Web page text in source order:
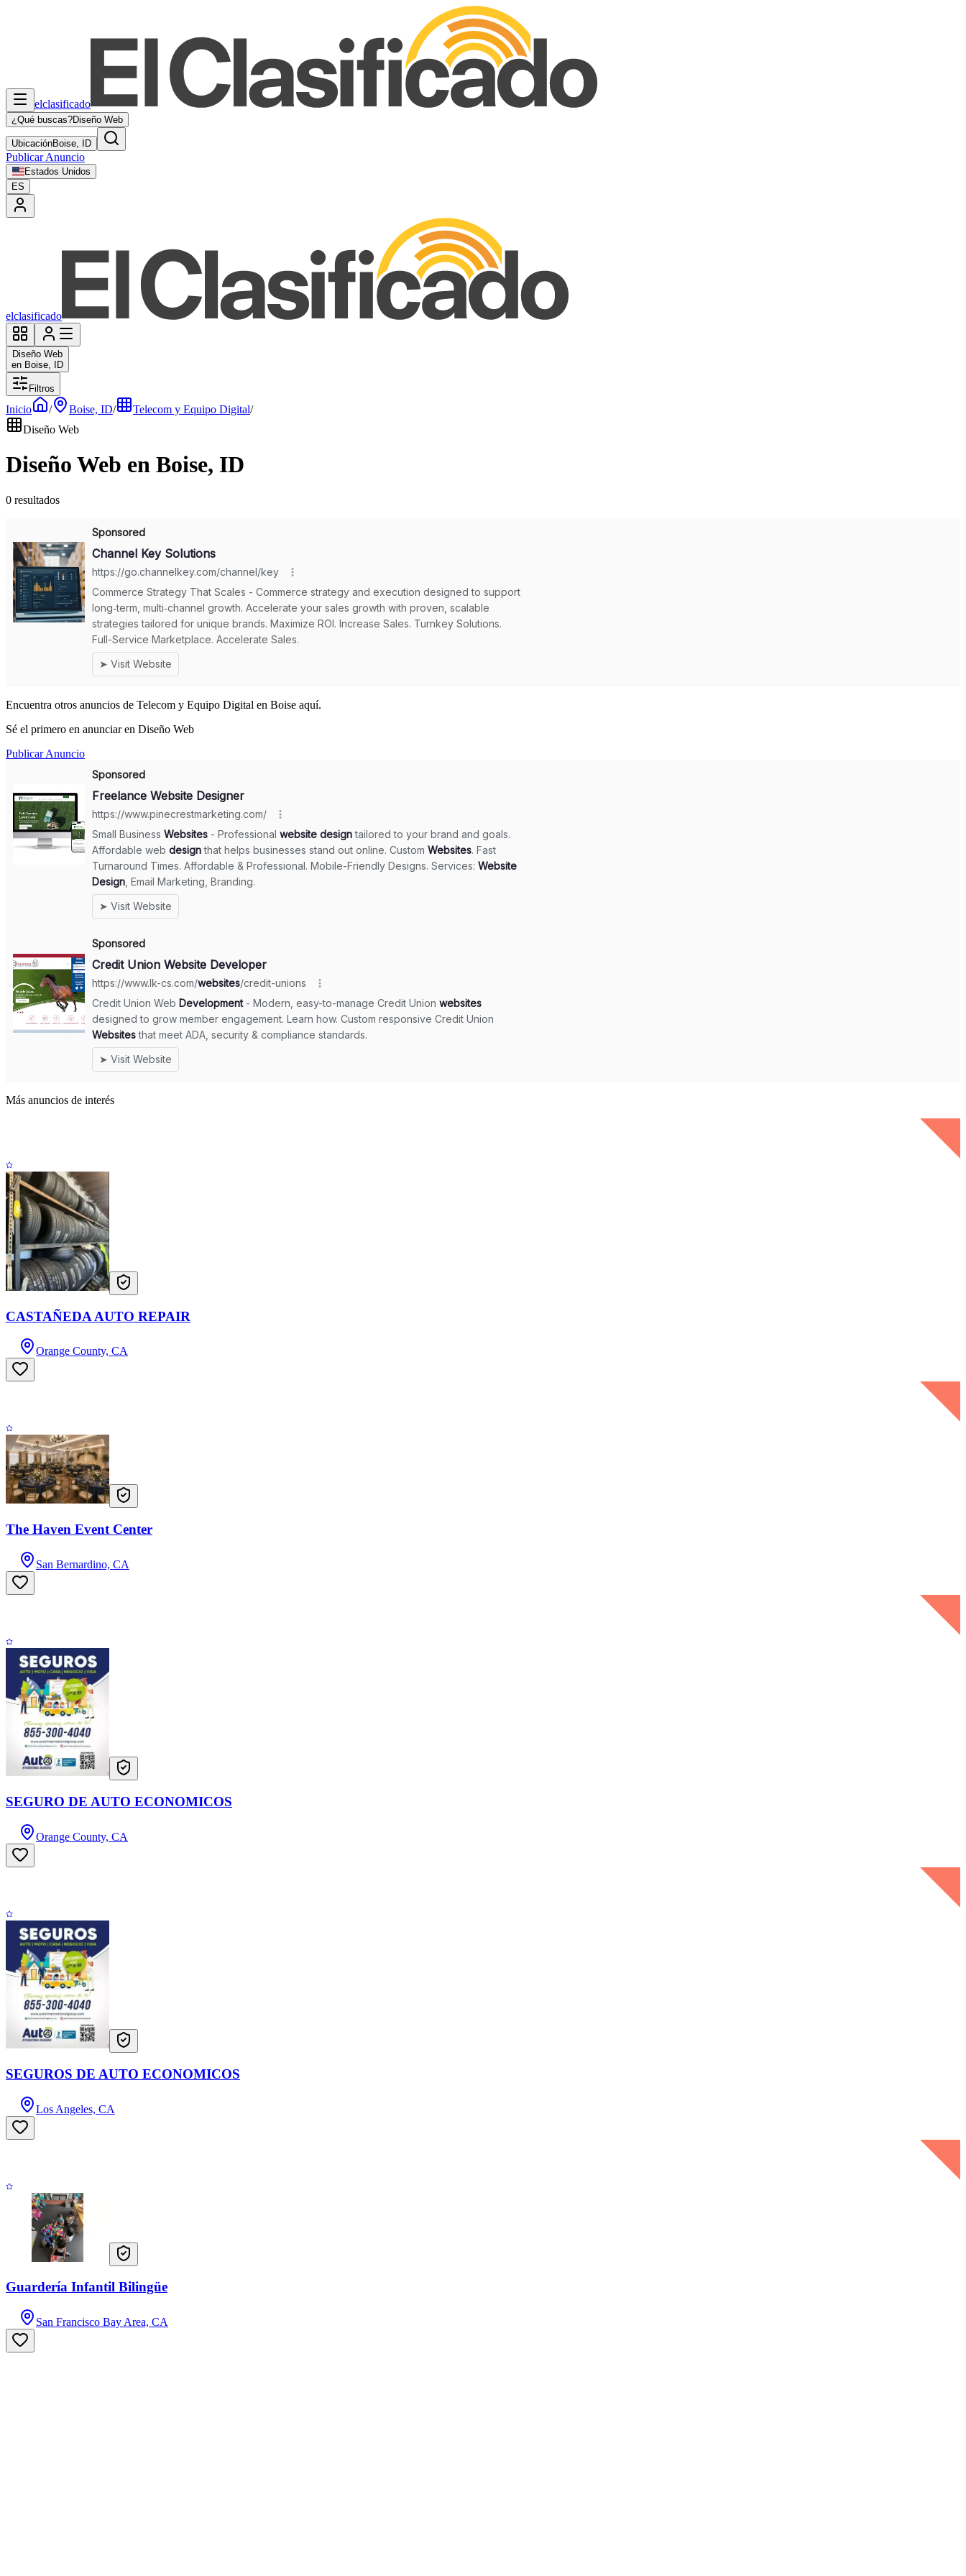
elclasificado
¿Qué buscas?Diseño Web
UbicaciónBoise, ID
Publicar Anuncio
Estados Unidos
ES
elclasificado
Diseño Web
en Boise, ID
Filtros
Inicio / Boise, ID/ Telecom y Equipo Digital/
Diseño Web
Diseño Web en Boise, ID
0 resultados
Encuentra otros anuncios de Telecom y Equipo Digital en Boise aquí.
Sé el primero en anunciar en Diseño Web
Publicar Anuncio
Más anuncios de interés
CASTAÑEDA AUTO REPAIR
Orange County, CA
The Haven Event Center
San Bernardino, CA
SEGURO DE AUTO ECONOMICOS
Orange County, CA
SEGUROS DE AUTO ECONOMICOS
Los Angeles, CA
Guardería Infantil Bilingüe
San Francisco Bay Area, CA